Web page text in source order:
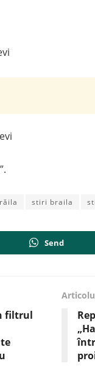
stiri braila
Send
filtrul